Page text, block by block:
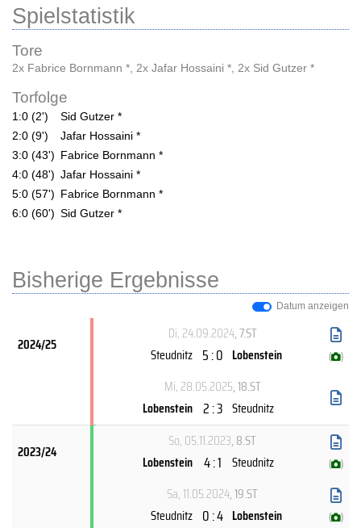
Spielstatistik
Tore
2x Fabrice Bornmann * 2x Jafar Hossaini * 2x Sid Gutzer *
Torfolge
1:0 (2')
Sid Gutzer *
2:0 (9')
Jafar Hossaini *
3:0 (43') Fabrice Bornmann *
4:0 (48') Jafar Hossaini *
5:0 (57') Fabrice Bornmann *
6:0 (60') Sid Gutzer *
Bisherige Ergebnisse
Datum anzeigen
2024/25
Di, 24.09.2024, 7.ST
Steudnitz 5 : 0 Lobenstein ( )
Mi, 28.05.2025, 18.ST
Lobenstein 2 : 3 Steudnitz
2023/24
So, 05.11.2023, 8.ST
Lobenstein 4 : 1 Steudnitz ( )
Sa, 11.05.2024, 19.ST
Steudnitz 0 : 4 Lobenstein ( )